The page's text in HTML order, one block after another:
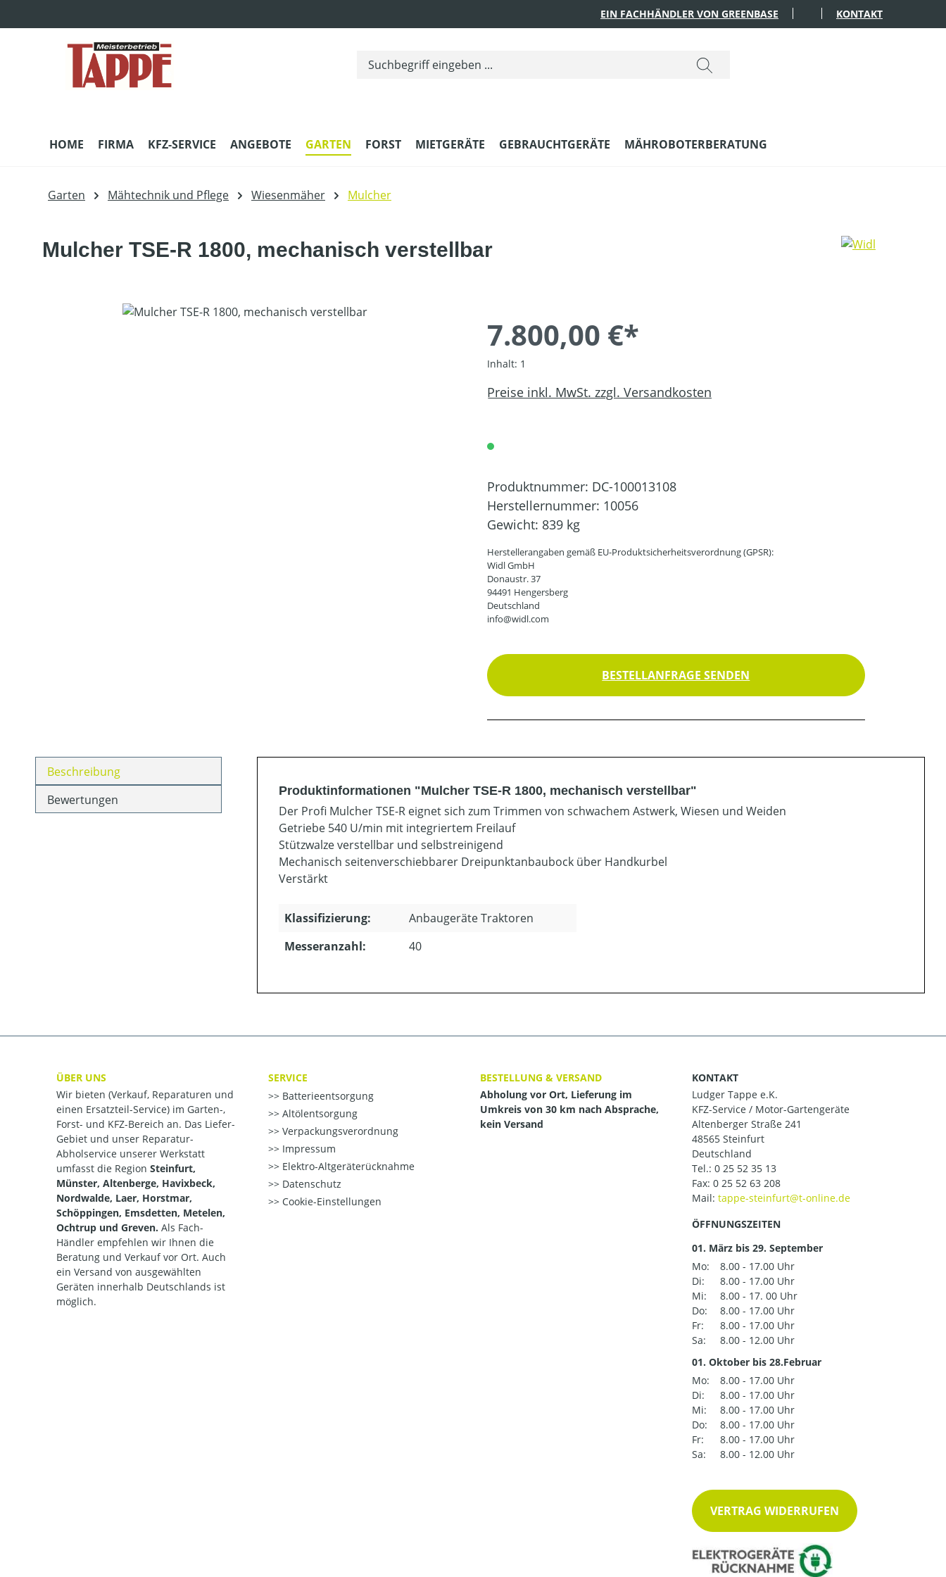
EIN FACHHÄNDLER VON GREENBASE KONTAKT
HOME FIRMA KFZ-SERVICE ANGEBOTE GARTEN FORST MIETGERÄTE GEBRAUCHTGERÄTE MÄHROBOTERBERATUNG
Garten Mähtechnik und Pflege Wiesenmäher Mulcher
Mulcher TSE-R 1800, mechanisch verstellbar
Bildergalerie überspringen
7.800,00 €*
Inhalt: 1
Preise inkl. MwSt. zzgl. Versandkosten
Produktnummer: DC-100013108
Herstellernummer: 10056
Gewicht: 839 kg
Herstellerangaben gemäß EU-Produktsicherheitsverordnung (GPSR):
Widl GmbH
Donaustr. 37
94491 Hengersberg
Deutschland
info@widl.com
BESTELLANFRAGE SENDEN
Beschreibung
Bewertungen
Produktinformationen "Mulcher TSE-R 1800, mechanisch verstellbar"
Der Profi Mulcher TSE-R eignet sich zum Trimmen von schwachem Astwerk, Wiesen und Weiden
Getriebe 540 U/min mit integriertem Freilauf
Stützwalze verstellbar und selbstreinigend
Mechanisch seitenverschiebbarer Dreipunktanbaubock über Handkurbel
Verstärkt
Klassifizierung:
Anbaugeräte Traktoren
Messeranzahl:
40
ÜBER UNS
Wir bieten (Verkauf, Reparaturen und
einen Ersatzteil-Service) im Garten-,
Forst- und KFZ-Bereich an. Das Liefer-
Gebiet und unser Reparatur-
Abholservice unserer Werkstatt
umfasst die Region Steinfurt,
Münster, Altenberge, Havixbeck,
Nordwalde, Laer, Horstmar,
Schöppingen, Emsdetten, Metelen,
Ochtrup und Greven. Als Fach-
Händler empfehlen wir Ihnen die
Beratung und Verkauf vor Ort. Auch
ein Versand von ausgewählten
Geräten innerhalb Deutschlands ist
möglich.
SERVICE
Batterieentsorgung
Altölentsorgung
Verpackungsverordnung
Impressum
Elektro-Altgeräterücknahme
Datenschutz
Cookie-Einstellungen
BESTELLUNG & VERSAND
Abholung vor Ort, Lieferung im
Umkreis von 30 km nach Absprache,
kein Versand
KONTAKT
Ludger Tappe e.K.
KFZ-Service / Motor-Gartengeräte
Altenberger Straße 241
48565 Steinfurt
Deutschland
Tel.: 0 25 52 35 13
Fax: 0 25 52 63 208
Mail:
ÖFFNUNGSZEITEN
01. März bis 29. September
Mo:
8.00 - 17.00 Uhr
Di:
8.00 - 17.00 Uhr
Mi:
8.00 - 17. 00 Uhr
Do:
8.00 - 17.00 Uhr
Fr:
8.00 - 17.00 Uhr
Sa:
8.00 - 12.00 Uhr
01. Oktober bis 28.Februar
Mo:
8.00 - 17.00 Uhr
Di:
8.00 - 17.00 Uhr
Mi:
8.00 - 17.00 Uhr
Do:
8.00 - 17.00 Uhr
Fr:
8.00 - 17.00 Uhr
Sa:
8.00 - 12.00 Uhr
VERTRAG WIDERRUFEN